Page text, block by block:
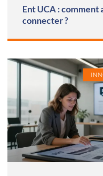
Ent UCA :
connecter ?